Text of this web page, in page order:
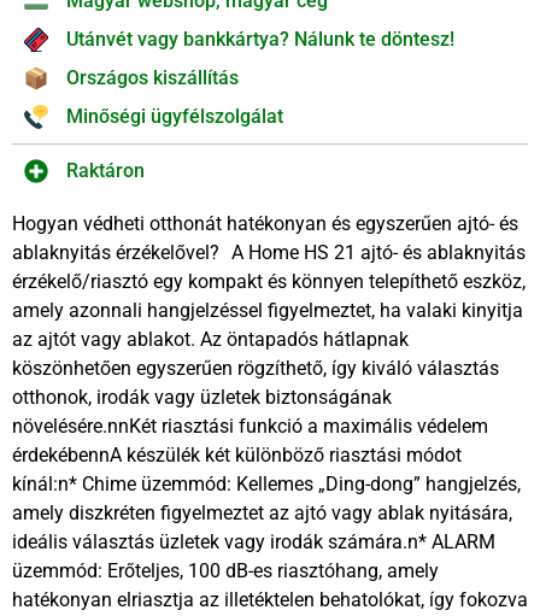
Utánvét vagy bankkártya? Nálunk te döntesz!
Országos kiszállítás
Minőségi ügyfélszolgálat
Raktáron
Hogyan védheti otthonát hatékonyan és egyszerűen ajtó- és
ablaknyitás érzékelővel? A Home HS 21 ajtó- és ablaknyitás
érzékelő/riasztó egy kompakt és könnyen telepíthető eszköz,
amely azonnali hangjelzéssel figyelmeztet, ha valaki kinyitja
az ajtót vagy ablakot. Az öntapadós hátlapnak
köszönhetően egyszerűen rögzíthető, így kiváló választás
otthonok, irodák vagy üzletek biztonságának
növelésére.nnKét riasztási funkció a maximális védelem
érdekébennA készülék két különböző riasztási módot
kínál:n* Chime üzemmód: Kellemes „Ding-dong” hangjelzés,
amely diszkréten figyelmeztet az ajtó vagy ablak nyitására,
ideális választás üzletek vagy irodák számára.n* ALARM
üzemmód: Erőteljes, 100 dB-es riasztóhang, amely
hatékonyan elriasztja az illetéktelen behatolókat, így fokozva